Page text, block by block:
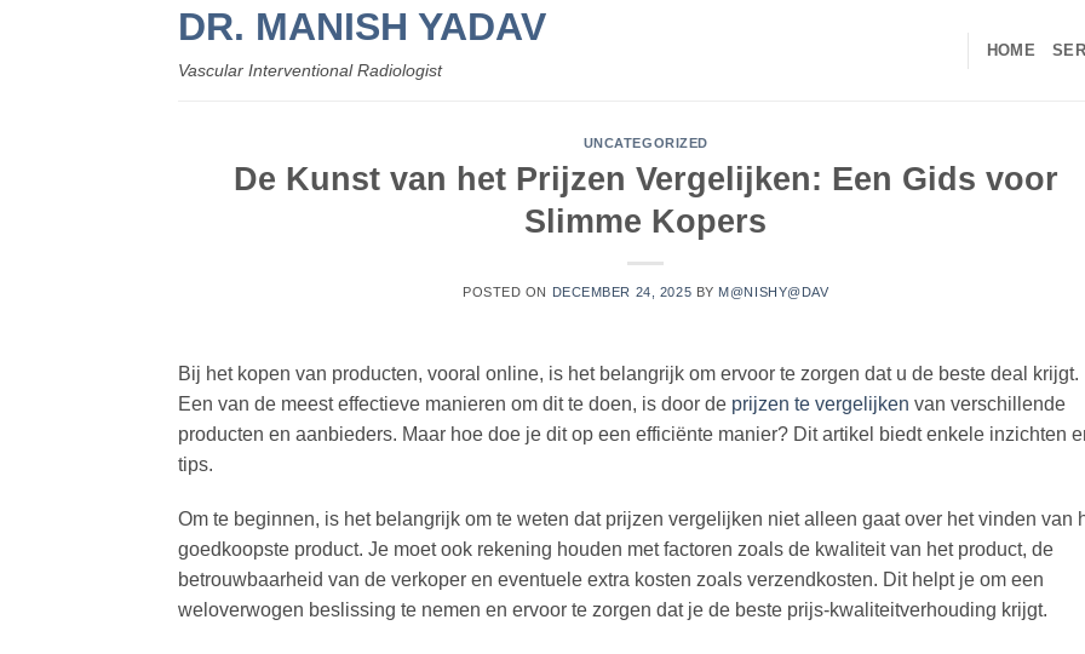
DR. MANISH YADAV
Vascular Interventional Radiologist
HOME
UNCATEGORIZED
De Kunst van het Prijzen Vergelijken: Een Gids voor
Slimme Kopers
POSTED ON DECEMBER 24, 2025 BY M@NISHY@DAV
Bij het kopen van producten, vooral online, is het belangrijk om ervoor te zorgen dat u de beste deal krijgt.
Een van de meest effectieve manieren om dit te doen, is door de prijzen te vergelijken van verschillende
producten en aanbieders. Maar hoe doe je dit op een efficiënte manier? Dit artikel biedt enkele inzichten
tips.
Om te beginnen, is het belangrijk om te weten dat prijzen vergelijken niet alleen gaat over het vinden van
goedkoopste product. Je moet ook rekening houden met factoren zoals de kwaliteit van het product, de
betrouwbaarheid van de verkoper en eventuele extra kosten zoals verzendkosten. Dit helpt je om een
weloverwogen beslissing te nemen en ervoor te zorgen dat je de beste prijs-kwaliteitverhouding krijgt.